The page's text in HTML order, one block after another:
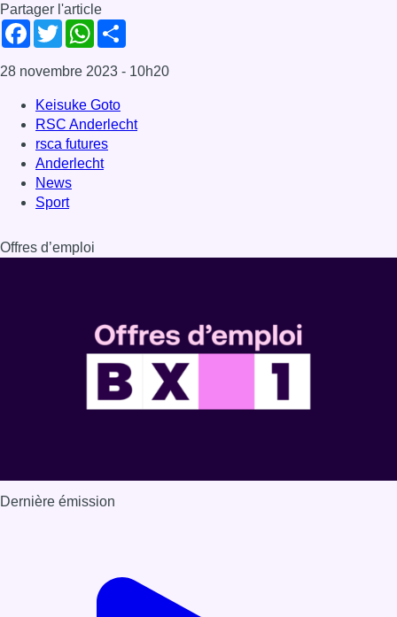
Partager l'article
Facebook
TwitterWhatsApp
28 novembre 2023 - 10h20
Keisuke Goto
RSC Anderlecht
rsca futures
Anderlecht
News
Sport
Offres d’emploi
Dernière émission